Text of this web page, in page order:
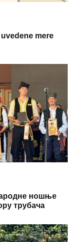
mere
ношње
трубача